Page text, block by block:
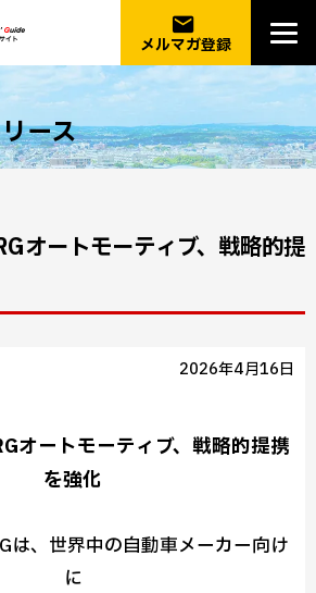
email
メルマガ登録
ース
オートモーティブ、戦略的提
2026年4月16日
オートモーティブ、戦略的提携
を強化
は、世界中の自動車メーカー向け
に